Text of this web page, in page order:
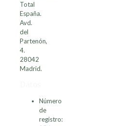
Total
España.
Avd.
del
Partenón,
4.
28042
Madrid.
Número
de
registro: